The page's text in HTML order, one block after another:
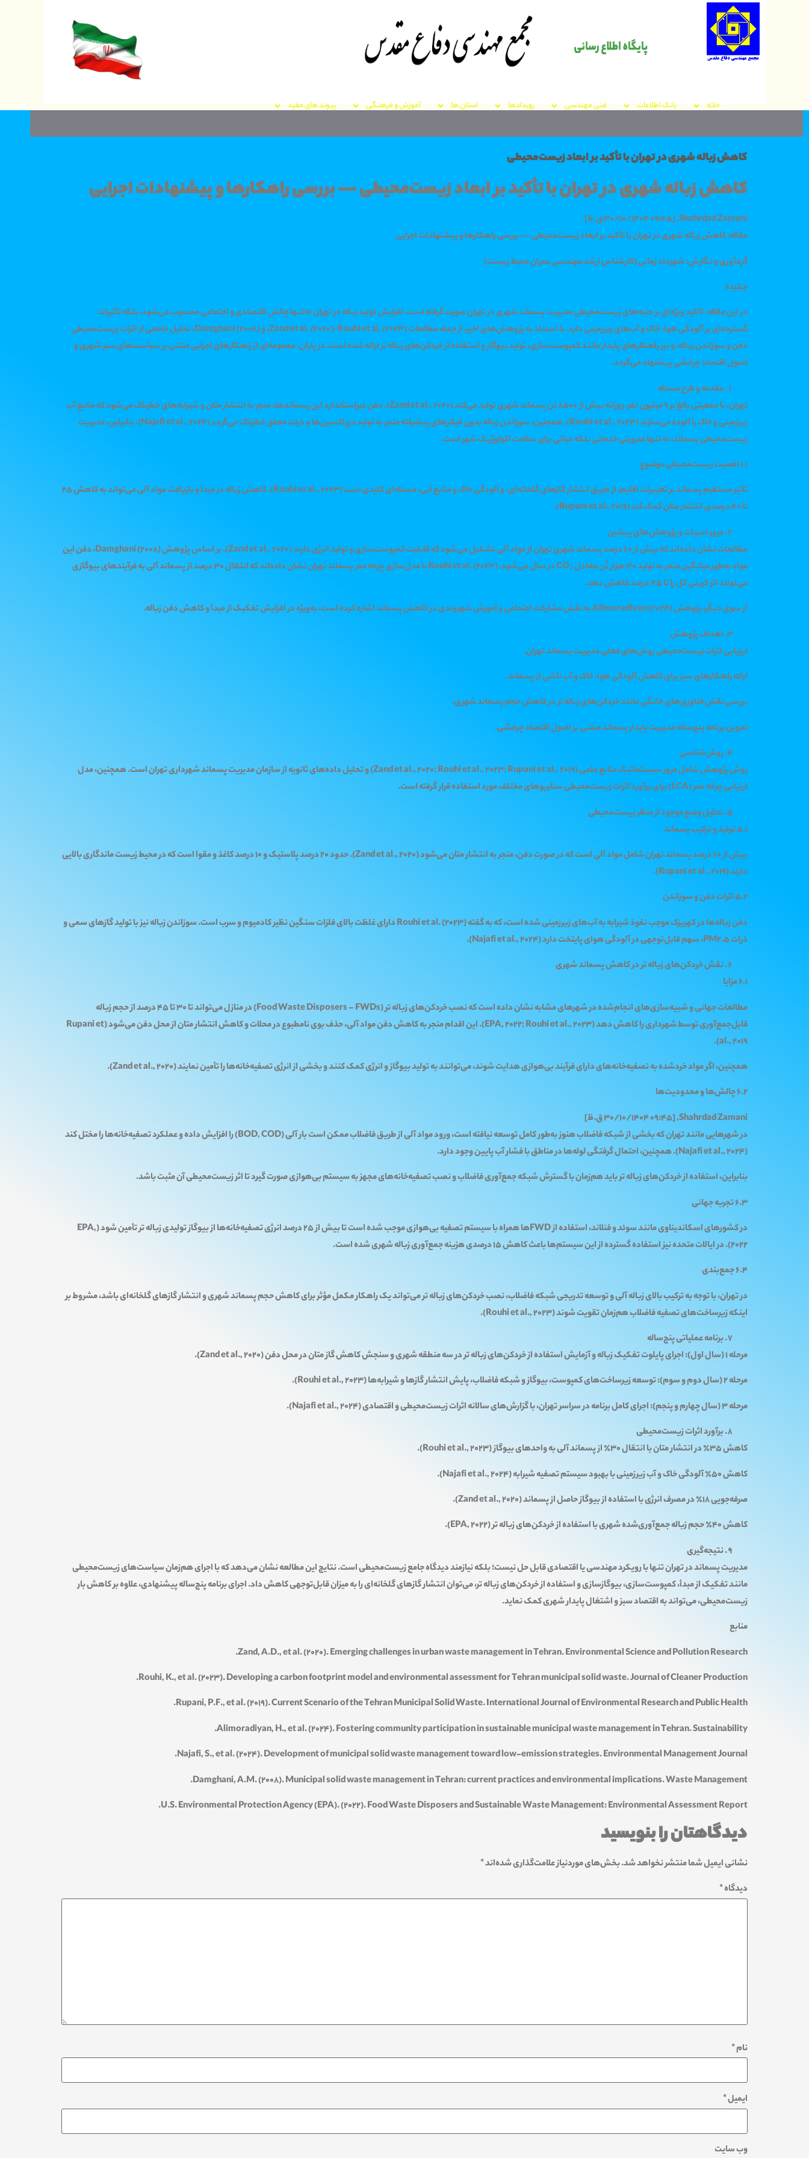
خانه بانک اطلاعات فنی مهندسی رویدادها استان ها آموزش و فرهنگی پیوند های مفید
کاهش زباله شهری در تهران با تأکید بر ابعاد زیست‌محیطی
کاهش زباله شهری در تهران با تأکید بر ابعاد زیست‌محیطی — بررسی راهکارها و پیشنهادات اجرایی
Shahrdad Zamani, [30/10/1404 09:45 ق.ظ]
مقاله: کاهش زباله شهری در تهران با تأکید بر ابعاد زیست‌محیطی — بررسی راهکارها و پیشنهادات اجرایی
گردآوری و نگارش: شهرداد زمانی (کارشناس ارشد مهندسی عمران محیط زیست)
چکیده
در این مقاله، تأکید ویژه‌ای بر جنبه‌های زیست‌محیطی مدیریت پسماند شهری در تهران صورت گرفته است. افزایش تولید زباله در تهران نه‌تنها چالش اقتصادی و اجتماعی محسوب می‌شود، بلکه تأثیرات
گسترده‌ای بر آلودگی هوا، خاک و آب‌های زیرزمینی دارد. با استناد به پژوهش‌های اخیر، از جمله مطالعات Zand et al. (2020)، Rouhi et al. (2023)، و Damghani (2008)، تحلیل جامعی از اثرات زیست‌محیطی
دفن و سوزاندن زباله، و نیز راهکارهای پایدار مانند کمپوست‌سازی، تولید بیوگاز و استفاده از خردکن‌های زباله تر ارائه شده است. در پایان، مجموعه‌ای از راهکارهای اجرایی مبتنی بر سیاست‌های سبز شهری و
اصول اقتصاد چرخشی پیشنهاد می‌گردد.
مقدمه و طرح مسئله
تهران، با جمعیتی بالغ بر 9 میلیون نفر، روزانه بیش از 8500 تن پسماند شهری تولید می‌کند (Zand et al., 2020). دفن غیراستاندارد این پسماندها، منجر به انتشار متان و شیرابه‌های خطرناک می‌شود که منابع آب
زیرزمینی و خاک را آلوده می‌سازند (Rouhi et al., 2023). همچنین، سوزاندن زباله بدون فیلترهای پیشرفته منجر به تولید دی‌اکسین‌ها و ذرات معلق خطرناک می‌گردد (Najafi et al., 2024). بنابراین، مدیریت
زیست‌محیطی پسماند، نه تنها ضرورتی خدماتی بلکه حیاتی برای سلامت اکولوژیک شهر است.
1.1 اهمیت زیست‌محیطی موضوع
تأثیر مستقیم پسماند بر تغییرات اقلیم، از طریق انتشار گازهای گلخانه‌ای، و آلودگی خاک و منابع آبی، مسئله‌ای کلیدی است (Rouhi et al., 2023). کاهش زباله در مبدأ و بازیافت مواد آلی می‌تواند به کاهش 25
تا 40 درصدی انتشار متان کمک کند (Rupani et al., 2019).
مرور ادبیات و پژوهش‌های پیشین
مطالعات نشان داده‌اند که بیش از 60 درصد پسماند شهری تهران از مواد آلی تشکیل می‌شود که قابلیت کمپوست‌سازی و تولید انرژی دارند (Zand et al., 2020). بر اساس پژوهش Damghani (2008)، دفن این
مواد به‌طور میانگین منجر به تولید 120 هزار تُن معادل CO₂ در سال می‌شود. Rouhi et al. (2023) با مدل‌سازی چرخه عمر پسماند تهران نشان داده‌اند که انتقال 30 درصد از پسماند آلی به فرآیندهای بیوگازی
می‌تواند اثر کربنی کل را تا 45 درصد کاهش دهد.
از سوی دیگر، پژوهش Alimoradiyan (2024) به نقش مشارکت اجتماعی و آموزش شهروندی در کاهش پسماند اشاره کرده است، به‌ویژه در افزایش تفکیک از مبدأ و کاهش دفن زباله.
اهداف پژوهش
ارزیابی اثرات زیست‌محیطی روش‌های فعلی مدیریت پسماند تهران.
ارائه راهکارهای سبز برای کاهش آلودگی هوا، خاک و آب ناشی از پسماند.
بررسی نقش فناوری‌های خانگی مانند خردکن‌های زباله تر در کاهش حجم پسماند شهری.
تدوین برنامه پنج‌ساله مدیریت پایدار پسماند مبتنی بر اصول اقتصاد چرخشی.
روش‌شناسی
روش پژوهش شامل مرور سیستماتیک منابع علمی (Zand et al., 2020; Rouhi et al., 2023; Rupani et al., 2019) و تحلیل داده‌های ثانویه از سازمان مدیریت پسماند شهرداری تهران است. همچنین، مدل
ارزیابی چرخه عمر (LCA) برای برآورد اثرات زیست‌محیطی سناریوهای مختلف مورد استفاده قرار گرفته است.
تحلیل وضع موجود از منظر زیست‌محیطی
5.1 تولید و ترکیب پسماند
بیش از 60 درصد پسماند تهران شامل مواد آلی است که در صورت دفن، منجر به انتشار متان می‌شود (Zand et al., 2020). حدود 20 درصد پلاستیک و 10 درصد کاغذ و مقوا است که در محیط زیست ماندگاری بالایی
دارند (Rupani et al., 2019).
5.2 اثرات دفن و سوزاندن
دفن زباله‌ها در کهریزک موجب نفوذ شیرابه به آب‌های زیرزمینی شده است، که به گفته Rouhi et al. (2023) دارای غلظت بالای فلزات سنگین نظیر کادمیوم و سرب است. سوزاندن زباله نیز با تولید گازهای سمی و
ذرات PM2.5، سهم قابل‌توجهی در آلودگی هوای پایتخت دارد (Najafi et al., 2024).
نقش خردکن‌های زباله تر در کاهش پسماند شهری
6.1 مزایا
مطالعات جهانی و شبیه‌سازی‌های انجام‌شده در شهرهای مشابه نشان داده است که نصب خردکن‌های زباله تر (Food Waste Disposers – FWDs) در منازل می‌تواند تا 30 تا 45 درصد از حجم زباله
قابل‌جمع‌آوری توسط شهرداری را کاهش دهد (EPA, 2022; Rouhi et al., 2023). این اقدام منجر به کاهش دفن مواد آلی، حذف بوی نامطبوع در محلات و کاهش انتشار متان از محل دفن می‌شود (Rupani et
al., 2019).
همچنین، اگر مواد خردشده به تصفیه‌خانه‌های دارای فرآیند بی‌هوازی هدایت شوند، می‌توانند به تولید بیوگاز و انرژی کمک کنند و بخشی از انرژی تصفیه‌خانه‌ها را تأمین نمایند (Zand et al., 2020).
6.2 چالش‌ها و محدودیت‌ها
Shahrdad Zamani, [30/10/1404 09:45 ق.ظ]
در شهرهایی مانند تهران که بخشی از شبکه فاضلاب هنوز به‌طور کامل توسعه نیافته است، ورود مواد آلی از طریق فاضلاب ممکن است بار آلی (BOD, COD) را افزایش داده و عملکرد تصفیه‌خانه‌ها را مختل کند
(Najafi et al., 2024). همچنین، احتمال گرفتگی لوله‌ها در مناطق با فشار آب پایین وجود دارد.
بنابراین، استفاده از خردکن‌های زباله تر باید هم‌زمان با گسترش شبکه جمع‌آوری فاضلاب و نصب تصفیه‌خانه‌های مجهز به سیستم بی‌هوازی صورت گیرد تا اثر زیست‌محیطی آن مثبت باشد.
6.3 تجربه جهانی
در کشورهای اسکاندیناوی مانند سوئد و فنلاند، استفاده از FWDها همراه با سیستم تصفیه بی‌هوازی موجب شده است تا بیش از 25 درصد انرژی تصفیه‌خانه‌ها از بیوگاز تولیدی زباله تر تأمین شود (EPA,
2022). در ایالات متحده نیز استفاده گسترده از این سیستم‌ها باعث کاهش 15 درصدی هزینه جمع‌آوری زباله شهری شده است.
6.4 جمع‌بندی
در تهران، با توجه به ترکیب بالای زباله آلی و توسعه تدریجی شبکه فاضلاب، نصب خردکن‌های زباله تر می‌تواند یک راهکار مکمل مؤثر برای کاهش حجم پسماند شهری و انتشار گازهای گلخانه‌ای باشد، مشروط بر
اینکه زیرساخت‌های تصفیه فاضلاب هم‌زمان تقویت شوند (Rouhi et al., 2023).
برنامه عملیاتی پنج‌ساله
مرحله 1 (سال اول): اجرای پایلوت تفکیک زباله و آزمایش استفاده از خردکن‌های زباله تر در سه منطقه شهری و سنجش کاهش گاز متان در محل دفن (Zand et al., 2020).
مرحله 2 (سال دوم و سوم): توسعه زیرساخت‌های کمپوست، بیوگاز و شبکه فاضلاب، پایش انتشار گازها و شیرابه‌ها (Rouhi et al., 2023).
مرحله 3 (سال چهارم و پنجم): اجرای کامل برنامه در سراسر تهران، با گزارش‌های سالانه اثرات زیست‌محیطی و اقتصادی (Najafi et al., 2024).
برآورد اثرات زیست‌محیطی
کاهش 35٪ در انتشار متان با انتقال 30٪ از پسماند آلی به واحدهای بیوگاز (Rouhi et al., 2023).
کاهش 50٪ آلودگی خاک و آب زیرزمینی با بهبود سیستم تصفیه شیرابه (Najafi et al., 2024).
صرفه‌جویی 18٪ در مصرف انرژی با استفاده از بیوگاز حاصل از پسماند (Zand et al., 2020).
کاهش 40٪ حجم زباله جمع‌آوری‌شده شهری با استفاده از خردکن‌های زباله تر (EPA, 2022).
نتیجه‌گیری
مدیریت پسماند در تهران تنها با رویکرد مهندسی یا اقتصادی قابل حل نیست؛ بلکه نیازمند دیدگاه جامع زیست‌محیطی است. نتایج این مطالعه نشان می‌دهد که با اجرای هم‌زمان سیاست‌های زیست‌محیطی
مانند تفکیک از مبدأ، کمپوست‌سازی، بیوگازسازی و استفاده از خردکن‌های زباله تر، می‌توان انتشار گازهای گلخانه‌ای را به میزان قابل‌توجهی کاهش داد. اجرای برنامه پنج‌ساله پیشنهادی، علاوه بر کاهش بار
زیست‌محیطی، می‌تواند به اقتصاد سبز و اشتغال پایدار شهری کمک نماید.
منابع
Zand, A.D., et al. (2020). Emerging challenges in urban waste management in Tehran. Environmental Science and Pollution Research.
Rouhi, K., et al. (2023). Developing a carbon footprint model and environmental assessment for Tehran municipal solid waste. Journal of Cleaner Production.
Rupani, P.F., et al. (2019). Current Scenario of the Tehran Municipal Solid Waste. International Journal of Environmental Research and Public Health.
Alimoradiyan, H., et al. (2024). Fostering community participation in sustainable municipal waste management in Tehran. Sustainability.
Najafi, S., et al. (2024). Development of municipal solid waste management toward low-emission strategies. Environmental Management Journal.
Damghani, A.M. (2008). Municipal solid waste management in Tehran: current practices and environmental implications. Waste Management.
U.S. Environmental Protection Agency (EPA). (2022). Food Waste Disposers and Sustainable Waste Management: Environmental Assessment Report.
دیدگاهتان را بنویسید
نشانی ایمیل شما منتشر نخواهد شد.بخش‌های موردنیاز علامت‌گذاری شده‌اند*
دیدگاه*
نام*
ایمیل*
وب‌ سایت